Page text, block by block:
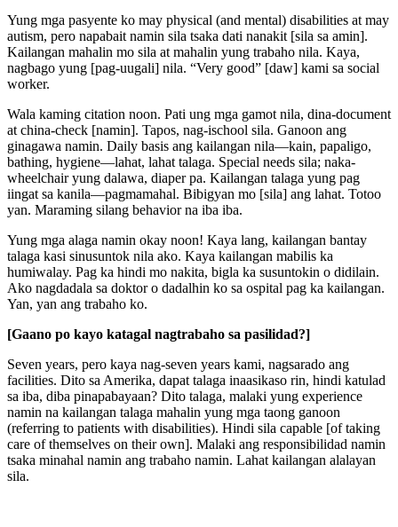
Yung mga pasyente ko may physical (and mental) disabilities at may
autism, pero napabait namin sila tsaka dati nanakit [sila sa amin].
Kailangan mahalin mo sila at mahalin yung trabaho nila. Kaya,
nagbago yung [pag-uugali] nila. “Very good” [daw] kami sa social
worker.
Wala kaming citation noon. Pati ung mga gamot nila, dina-document
at china-check [namin]. Tapos, nag-ischool sila. Ganoon ang
ginagawa namin. Daily basis ang kailangan nila—kain, papaligo,
bathing, hygiene—lahat, lahat talaga. Special needs sila; naka-
wheelchair yung dalawa, diaper pa. Kailangan talaga yung pag
iingat sa kanila—pagmamahal. Bibigyan mo [sila] ang lahat. Totoo
yan. Maraming silang behavior na iba iba.
Yung mga alaga namin okay noon! Kaya lang, kailangan bantay
talaga kasi sinusuntok nila ako. Kaya kailangan mabilis ka
humiwalay. Pag ka hindi mo nakita, bigla ka susuntokin o didilain.
Ako nagdadala sa doktor o dadalhin ko sa ospital pag ka kailangan.
Yan, yan ang trabaho ko.
[Gaano po kayo katagal nagtrabaho sa pasilidad?]
Seven years, pero kaya nag-seven years kami, nagsarado ang
facilities. Dito sa Amerika, dapat talaga inaasikaso rin, hindi katulad
sa iba, diba pinapabayaan? Dito talaga, malaki yung experience
namin na kailangan talaga mahalin yung mga taong ganoon
(referring to patients with disabilities). Hindi sila capable [of taking
care of themselves on their own]. Malaki ang responsibilidad namin
tsaka minahal namin ang trabaho namin. Lahat kailangan alalayan
sila.